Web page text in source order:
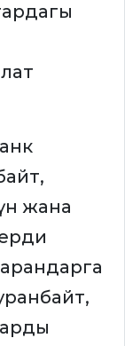
жана